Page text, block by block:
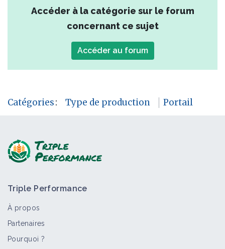
Accéder à la catégorie sur le forum
concernant ce sujet
Accéder au forum
Catégories: Type de production Portail
Triple Performance
À propos
Partenaires
Pourquoi ?